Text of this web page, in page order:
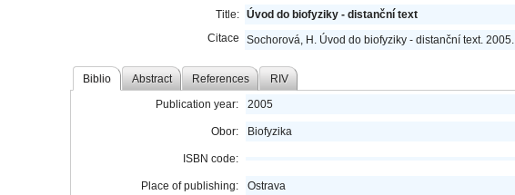
Title: Úvod do biofyziky - distanční text
Citace
Sochorová, H. Úvod do biofyziky - distanční text. 2005.
Biblio Abstract References RIV
Publication year: 2005
Obor: Biofyzika
ISBN code:
Place of publishing: Ostrava